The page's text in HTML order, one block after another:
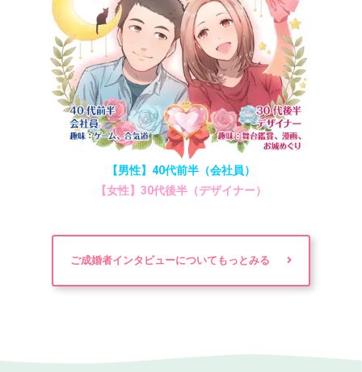
【男性】40代前半（会社員）
【女性】30代後半（デザイナー）
ご成婚者インタビューについてもっとみる